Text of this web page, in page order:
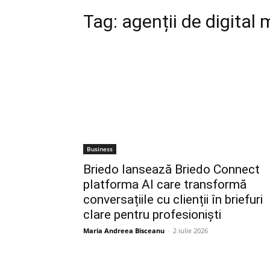
Tag: agenții de digital
Business
Briedo lansează Briedo Connect
platforma AI care transformă
conversațiile cu clienții în briefuri
clare pentru profesioniști
Maria Andreea Bisceanu - 2 iulie 2026